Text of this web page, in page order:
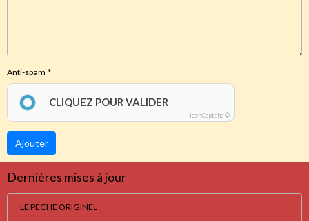
Anti-spam
CLIQUEZ POUR VALIDER
IconCaptcha ©
Ajouter
Dernières mises à jour
LE PECHE ORIGINEL